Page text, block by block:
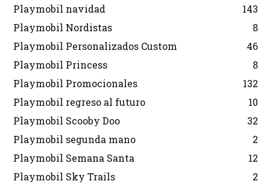
Playmobil navidad
143
Playmobil Nordistas
8
Playmobil Personalizados Custom
46
Playmobil Princess
8
Playmobil Promocionales
132
Playmobil regreso al futuro
10
Playmobil Scooby Doo
32
Playmobil segunda mano
2
Playmobil Semana Santa
12
Playmobil Sky Trails
2